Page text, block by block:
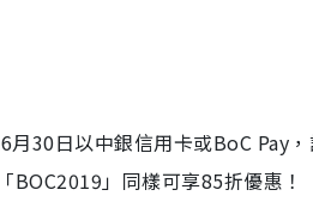
6月30日以中銀信用卡或BoC Pay
「BOC2019 」同樣可享85折優惠 ！